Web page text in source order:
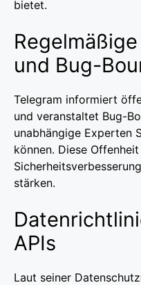
bietet.
und Bug-
Telegram informiert
und veranstaltet Bug-
unabhängige Experten
können. Diese
stärken.
APIs
Laut seiner